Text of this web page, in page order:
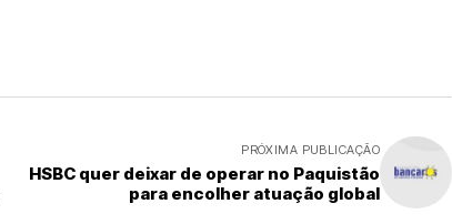
PRÓXIMA PUBLICAÇÃO
HSBC quer deixar de operar no Paquistão
para encolher atuação global